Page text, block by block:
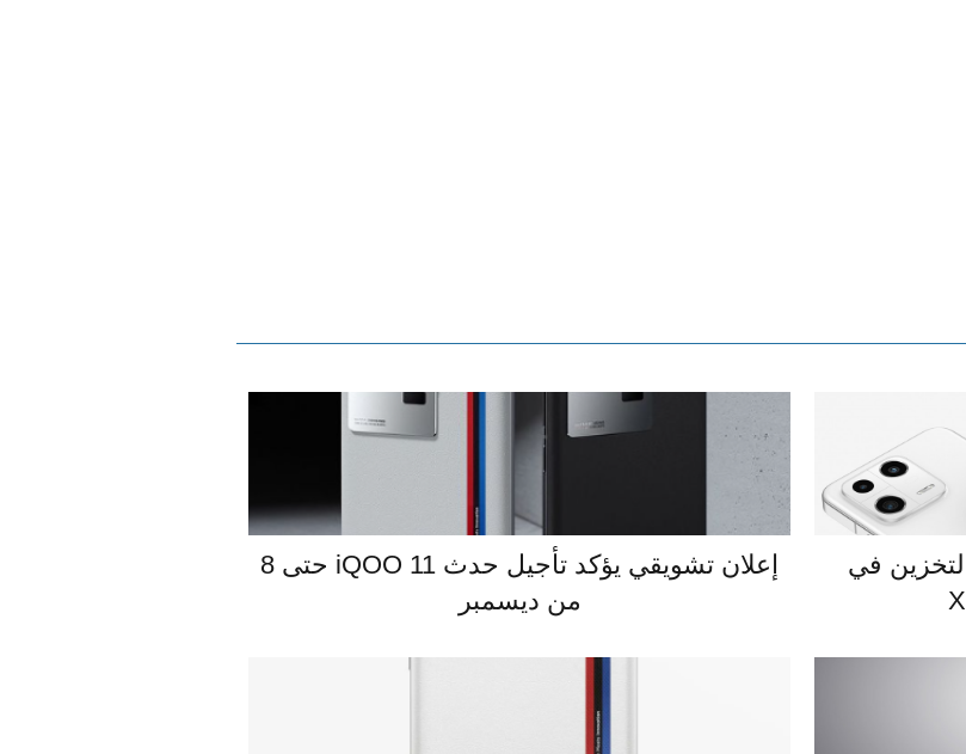
في
إعلان تشويقي يؤكد تأجيل حدث iQOO 11 حتى 8
من ديسمبر